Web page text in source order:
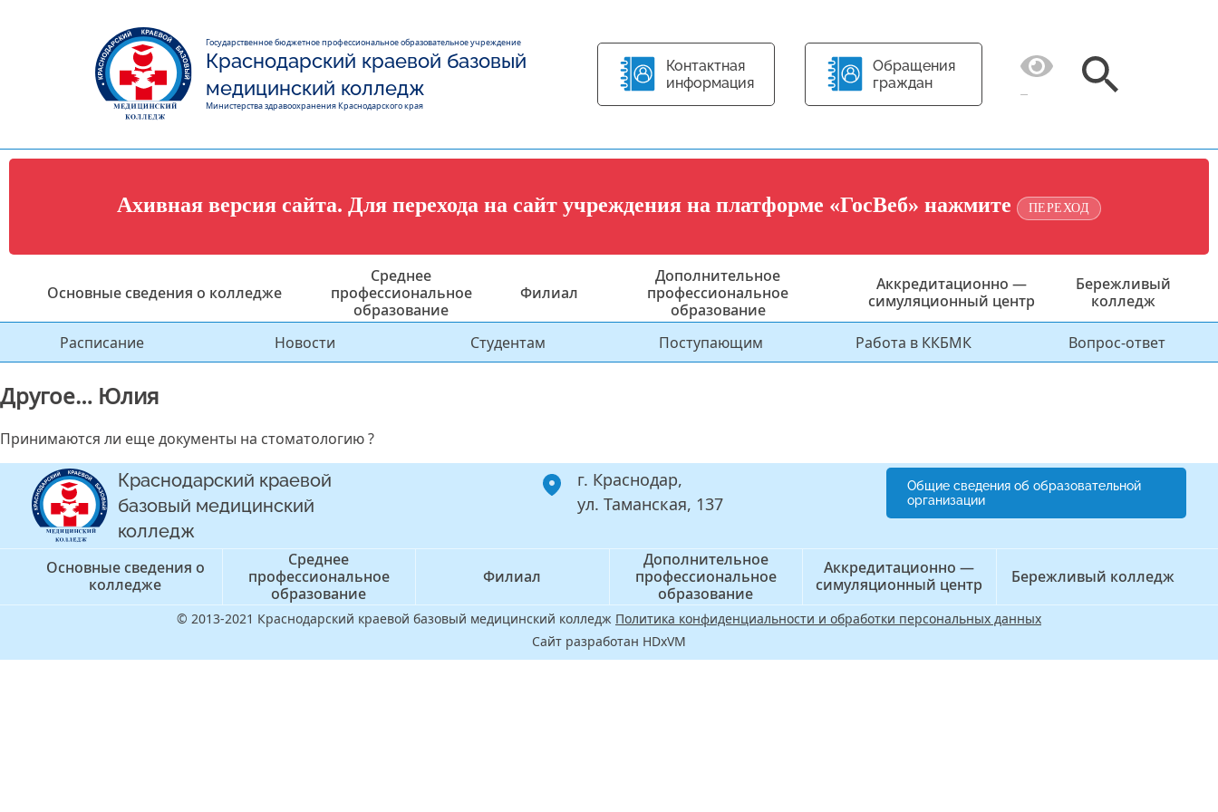
Государственное бюджетное профессиональное образовательное учреждение
Краснодарский краевой базовый
медицинский колледж
Министерства здравоохранения Краснодарского края
Контактная
информация
Обращения
граждан
Ахивная версия сайта. Для перехода на сайт учреждения на платформе «ГосВеб» нажмите ПЕРЕХОД
Основные сведения о колледже
Среднее
профессиональное
образование
Филиал
Дополнительное
профессиональное
образование
Аккредитационно —
симуляционный центр
Бережливый
колледж
Расписание Новости Студентам Поступающим Работа в ККБМК Вопрос-ответ
Другое… Юлия
Принимаются ли еще документы на стоматологию ?
Краснодарский краевой
базовый медицинский
колледж
г. Краснодар,
ул. Таманская, 137
Общие сведения об образовательной
организации
Основные сведения о
колледже
Среднее
профессиональное
образование
Филиал
Дополнительное
профессиональное
образование
Аккредитационно —
симуляционный центр
Бережливый колледж
© 2013-2021 Краснодарский краевой базовый медицинский колледж Политика конфиденциальности и обработки персональных данных
Сайт разработан HDxVM